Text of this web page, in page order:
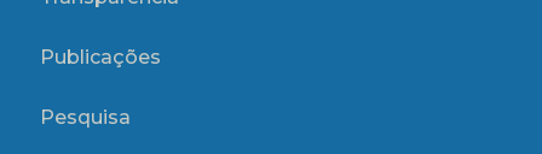
Publicações
Pesquisa